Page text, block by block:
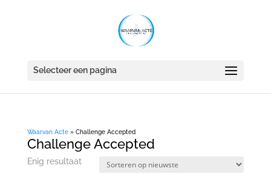
Selecteer een pagina
Waarvan Acte» Challenge Accepted
Challenge Accepted
Enig resultaat